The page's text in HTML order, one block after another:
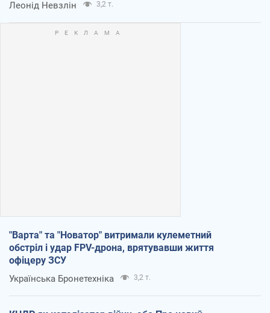
Леонід Невзлін 3,2 т.
"Варта" та "Новатор" витримали кулеметний
обстріл і удар FPV-дрона, врятувавши життя
офіцеру ЗСУ
Українська Бронетехніка 3,2 т.